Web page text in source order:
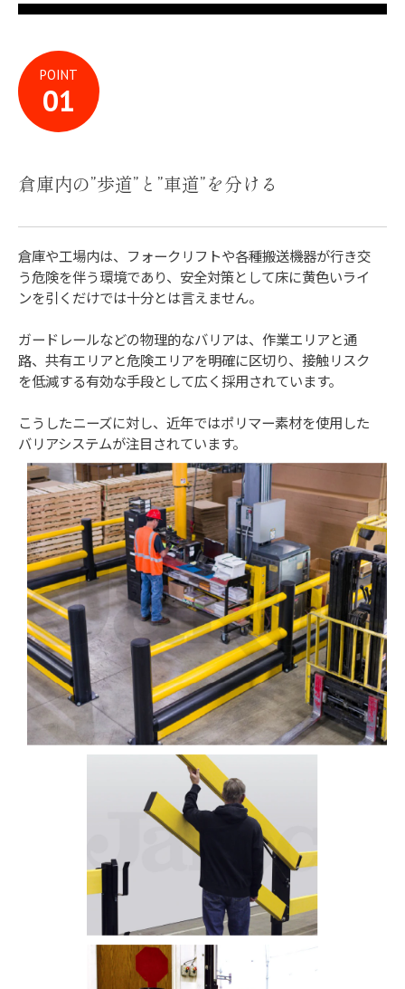
POINT
倉庫内の”歩道”と”車道”を分ける
倉庫や工場内は、フォークリフトや各種搬送機器が行き交
う危険を伴う環境であり、安全対策として床に黄色いライ
ンを引くだけでは十分とは言えません。
ガードレールなどの物理的なバリアは、作業エリアと通
路、共有エリアと危険エリアを明確に区切り、接触リスク
を低減する有効な手段として広く採用されています。
こうしたニーズに対し、近年ではポリマー素材を使用した
バリアシステムが注目されています。